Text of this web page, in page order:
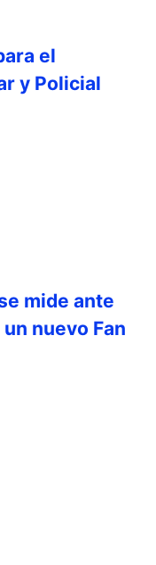
el
y Policial
mide ante
nuevo Fan